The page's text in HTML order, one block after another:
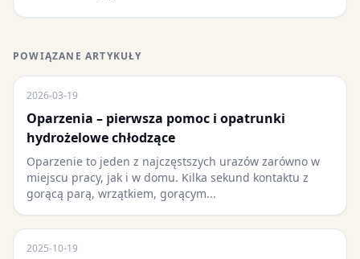
POWIĄZANE ARTYKUŁY
2026-03-19
Oparzenia – pierwsza pomoc i opatrunki
hydrożelowe chłodzące
Oparzenie to jeden z najczęstszych urazów zarówno w
miejscu pracy, jak i w domu. Kilka sekund kontaktu z
gorącą parą, wrzątkiem, gorącym...
2025-10-19